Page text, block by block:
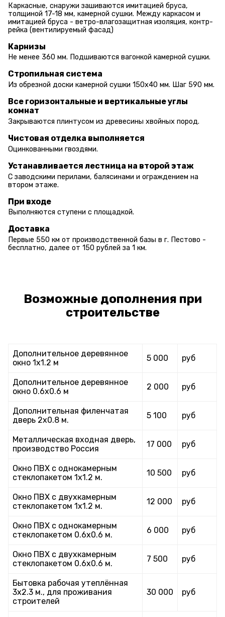
Каркасные, снаружи зашиваются имитацией бруса,
толщиной 17-18 мм, камерной сушки. Между каркасом и
имитацией бруса - ветро-влагозащитная изоляция, контр-
рейка (вентилируемый фасад)
Карнизы
Не менее 360 мм. Подшиваются вагонкой камерной сушки.
Стропильная система
Из обрезной доски камерной сушки 150х40 мм. Шаг 590 мм.
Все горизонтальные и вертикальные углы
комнат
Закрываются плинтусом из древесины хвойных пород.
Чистовая отделка выполняется
Оцинкованными гвоздями.
Устанавливается лестница на второй этаж
С заводскими перилами, балясинами и ограждением на
втором этаже.
При входе
Выполняются ступени с площадкой.
Доставка
Первые 550 км от производственной базы в г. Пестово -
бесплатно, далее от 150 рублей за 1 км.
Возможные дополнения при
строительстве
Дополнительное деревянное
окно 1х1.2 м
5 000 руб
Дополнительное деревянное
окно 0.6х0.6 м
2 000 руб
Дополнительная филенчатая
дверь 2х0.8 м.
5 100 руб
Металлическая входная дверь,
производство Россия
17 000 руб
Окно ПВХ с однокамерным
стеклопакетом 1х1.2 м.
10 500 руб
Окно ПВХ с двухкамерным
стеклопакетом 1х1.2 м.
12 000 руб
Окно ПВХ с однокамерным
стеклопакетом 0.6х0.6 м.
6 000 руб
Окно ПВХ с двухкамерным
стеклопакетом 0.6х0.6 м.
7 500 руб
Бытовка рабочая утеплённая
3х2.3 м., для проживания
строителей
30 000 руб